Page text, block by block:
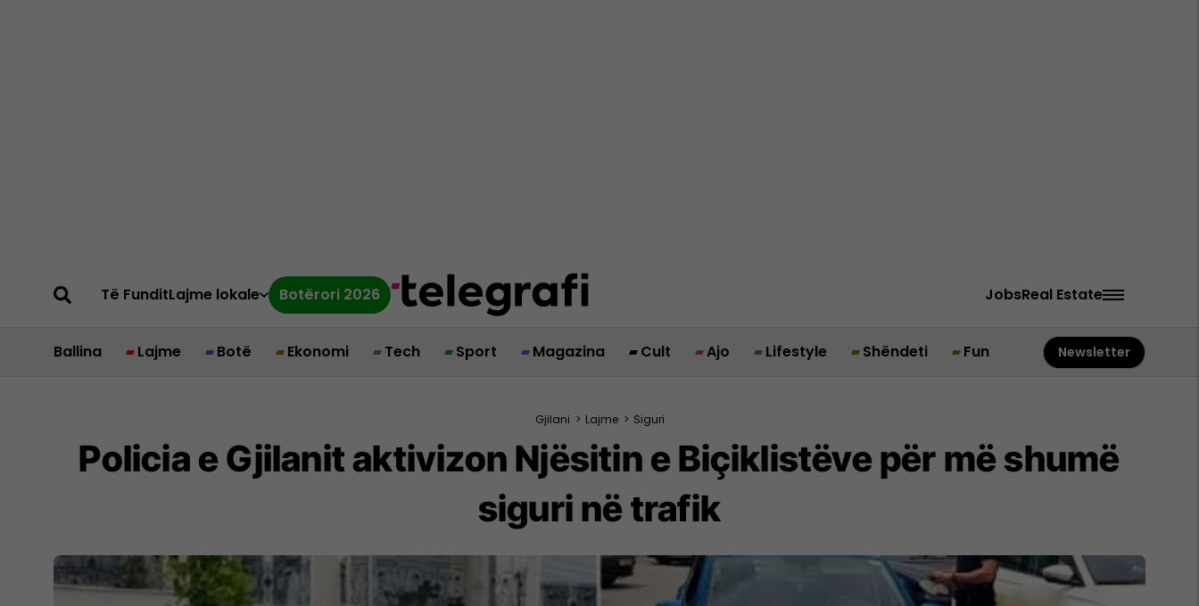
Të FunditLajme lokale Botërori 2026 JobsReal Estate
Ballina Lajme Botë Ekonomi Tech Sport Magazina Cult Ajo Lifestyle Shëndeti Fun Newsletter
Gjilani > Lajme > Siguri
Policia e Gjilanit aktivizon Njësitin e Biçiklistëve për më shumë
siguri në trafik